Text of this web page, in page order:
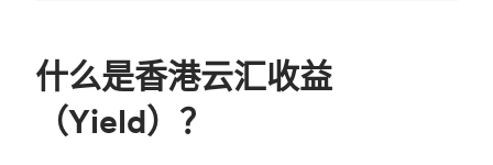
什么是香港云汇收益
（Yield）？